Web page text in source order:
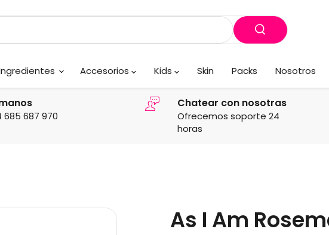
Accesorios Kids Skin Packs Nosotros
685 687 970
Chatear con nosotras
Ofrecemos soporte 24
horas
As I Am